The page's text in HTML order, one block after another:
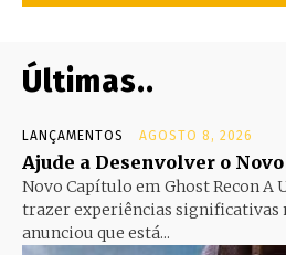
Últimas..
LANÇAMENTOS AGOSTO 8, 2026
Ajude a Desenvolver o
Novo Capítulo em Ghost Recon A
trazer experiências significativas
anunciou que está...